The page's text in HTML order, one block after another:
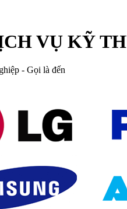
VỤ KỸ
- Gọi là đến